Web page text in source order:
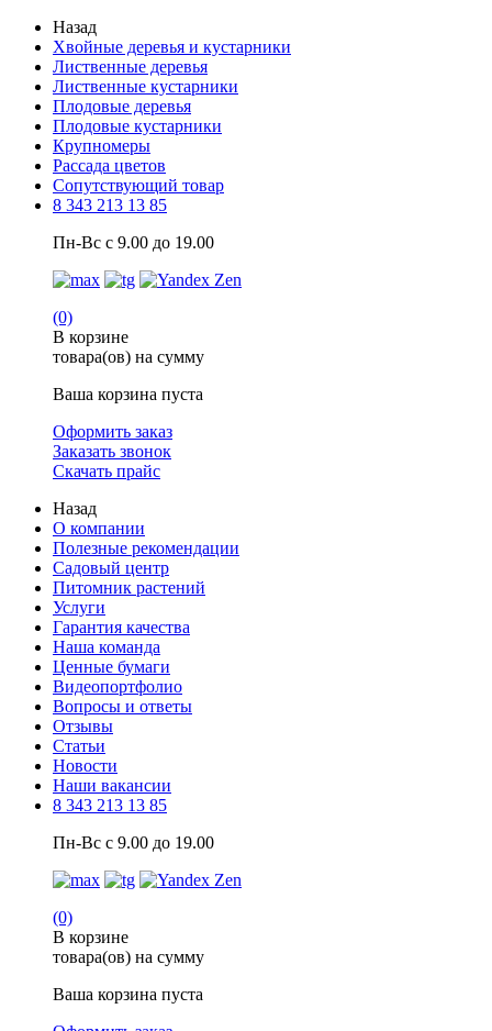
Назад
Хвойные деревья и кустарники
Лиственные деревья
Лиственные кустарники
Плодовые деревья
Плодовые кустарники
Крупномеры
Рассада цветов
Сопутствующий товар
8 343 213 13 85
Пн-Вс с 9.00 до 19.00
(0)
В корзине
товара(ов) на сумму
Ваша корзина пуста
Оформить заказ
Заказать звонок
Скачать прайс
Назад
О компании
Полезные рекомендации
Садовый центр
Питомник растений
Услуги
Гарантия качества
Наша команда
Ценные бумаги
Видеопортфолио
Вопросы и ответы
Отзывы
Статьи
Новости
Наши вакансии
8 343 213 13 85
Пн-Вс с 9.00 до 19.00
(0)
В корзине
товара(ов) на сумму
Ваша корзина пуста